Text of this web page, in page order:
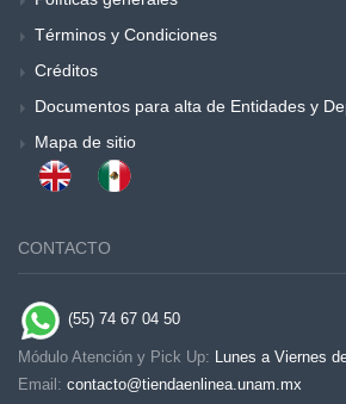
Términos y Condiciones
Créditos
Documentos para alta de Entidades y
Mapa de sitio
CONTACTO
(55) 74 67 04 50
Módulo Atención y Pick Up: Lunes a Viernes
Email: contacto@tiendaenlinea.unam.mx